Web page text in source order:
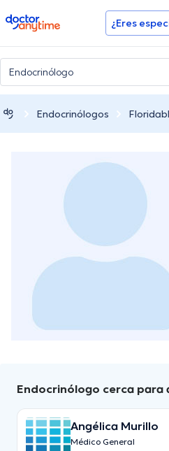
doctoranytime ¿Eres
Endocrinólogos
Endocrinólogo cerca para
Angélica Murillo
Médico General